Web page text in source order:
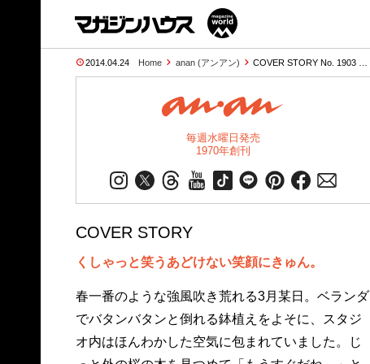
2014.04.24 Home anan (アンアン) COVER STORY No. 1903 …
毎週水曜日発売
1970年創刊
COVER STORY
くしゃっと笑うあどけない笑顔にきゅん。
春一番のような強風吹き荒れる3月某日。ベランダ
でバタンバタンと倒れる鉢植えをよそに、スタジ
オ内はほんわかした空気に包まれていました。じ